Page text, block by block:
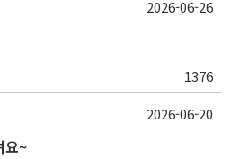
1376
2026-06-26
요~
2026-06-20